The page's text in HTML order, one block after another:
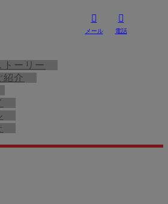
メール 電話
トーリー
紹介